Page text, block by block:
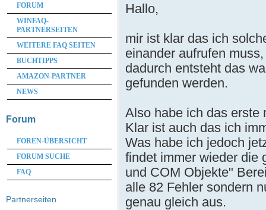
Hallo,
mir ist klar das ich
einander aufrufen
dadurch entsteht das
gefunden werden.
Also habe ich das erste
Klar ist auch das ich
Was habe ich jedoch
findet immer wieder die
und COM Objekte"
alle 82 Fehler sondern
genau gleich aus.
FORUM
WINFAQ-
PARTNERSEITEN
WEITERE FAQ SEITEN
BUCHTIPPS
AMAZON-PARTNER
NEWS
Forum
FOREN-ÜBERSICHT
FORUM SUCHE
FAQ
Partnerseiten